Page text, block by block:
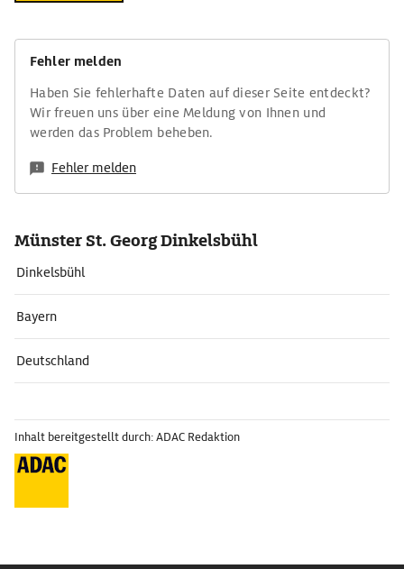
Fehler melden
Haben Sie fehlerhafte Daten auf dieser Seite entdeckt?
Wir freuen uns über eine Meldung von Ihnen und
werden das Problem beheben.
Fehler melden
Münster St. Georg Dinkelsbühl
Dinkelsbühl
Bayern
Deutschland
Inhalt bereitgestellt durch: ADAC Redaktion